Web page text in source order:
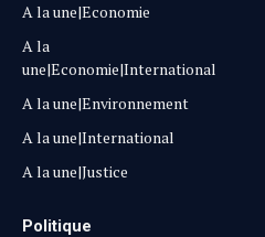
A la une|Economie
A la
une|Economie|International
A la une|Environnement
A la une|International
A la une|Justice
Politique